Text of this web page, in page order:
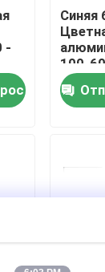
-
Синяя
100-